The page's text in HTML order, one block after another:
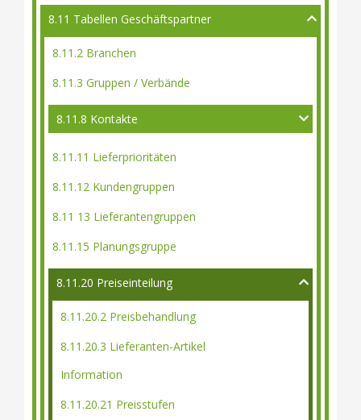
8.11 Tabellen Geschäftspartner
8.11.2 Branchen
8.11.3 Gruppen / Verbände
8.11.8 Kontakte
8.11.11 Lieferprioritäten
8.11.12 Kundengruppen
8.11 13 Lieferantengruppen
8.11.15 Planungsgruppe
8.11.20 Preiseinteilung
8.11.20.2 Preisbehandlung
8.11.20.3 Lieferanten-Artikel
Information
8.11.20.21 Preisstufen